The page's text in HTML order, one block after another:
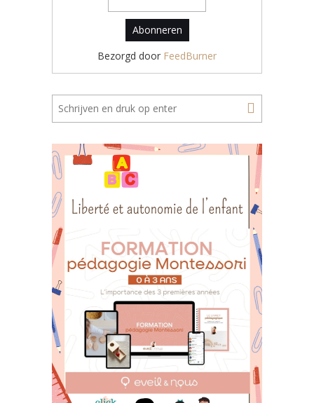
Bezorgd door FeedBurner